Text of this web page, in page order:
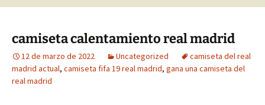
camiseta calentamiento real madrid
12 de marzo de 2022 Uncategorized
camiseta del real
madrid actual, camiseta fifa 19 real madrid, gana una camiseta del
real madrid